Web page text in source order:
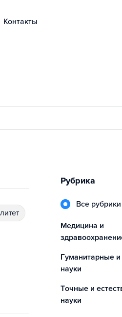
Контакты
Рубрика
Все рубрики
медицина и
гуманитарные и социальные
науки
точные и естественные
науки